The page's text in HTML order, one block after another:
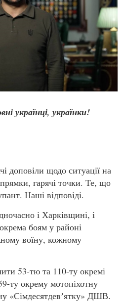
українці, українки!
доповіли щодо ситуації на
гарячі точки. Те, що
Наші відповіді.
і Харківщині, і
боям у районі
воїну, кожному
53-тю та 110-ту окремі
ту окрему мотопіхотну
«Сімдесятдевʼятку» ДШВ.